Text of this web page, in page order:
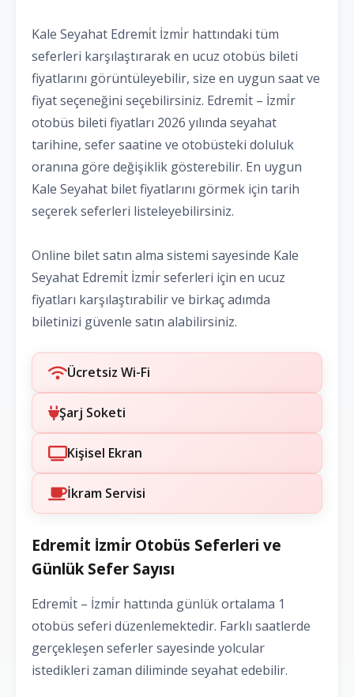
Kale Seyahat Edremi̇t İzmi̇r hattındaki tüm
seferleri karşılaştırarak en ucuz otobüs bileti
fiyatlarını görüntüleyebilir, size en uygun saat ve
fiyat seçeneğini seçebilirsiniz. Edremi̇t – İzmi̇r
otobüs bileti fiyatları 2026 yılında seyahat
tarihine, sefer saatine ve otobüsteki doluluk
oranına göre değişiklik gösterebilir. En uygun
Kale Seyahat bilet fiyatlarını görmek için tarih
seçerek seferleri listeleyebilirsiniz.
Online bilet satın alma sistemi sayesinde Kale
Seyahat Edremi̇t İzmi̇r seferleri için en ucuz
fiyatları karşılaştırabilir ve birkaç adımda
biletinizi güvenle satın alabilirsiniz.
Ücretsiz Wi-Fi
Şarj Soketi
Kişisel Ekran
İkram Servisi
Edremi̇t İzmi̇r Otobüs Seferleri ve
Günlük Sefer Sayısı
Edremi̇t – İzmi̇r hattında günlük ortalama 1
otobüs seferi düzenlemektedir. Farklı saatlerde
gerçekleşen seferler sayesinde yolcular
istedikleri zaman diliminde seyahat edebilir.